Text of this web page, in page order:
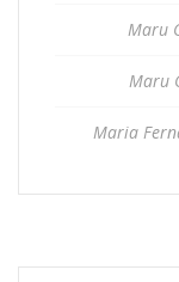
Maru
Maru
Maria